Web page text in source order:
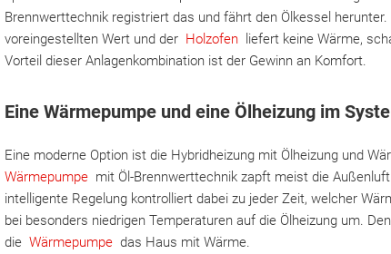
Brennwerttechnik registriert das und fährt den Ölkessel
voreingestellten Wert und der Holzofen liefert keine Wärme,
Vorteil dieser Anlagenkombination ist der Gewinn an Komfort.
Eine Wärmepumpe und eine Ölheizung im
Eine moderne Option ist die Hybridheizung mit Ölheizung und
Wärmepumpe mit Öl-Brennwerttechnik zapft meist die
intelligente Regelung kontrolliert dabei zu jeder Zeit, welcher
bei besonders niedrigen Temperaturen auf die Ölheizung um.
die Wärmepumpe das Haus mit Wärme.